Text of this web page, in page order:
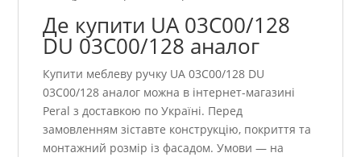
Де купити UA 03С00/128
DU 03С00/128 аналог
Купити меблеву ручку UA 03С00/128 DU
03С00/128 аналог можна в інтернет-магазині
Peral з доставкою по Україні. Перед
замовленням зіставте конструкцію, покриття та
монтажний розмір із фасадом. Умови — на